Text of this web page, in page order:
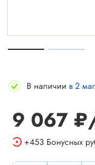
В наличии в 2
9 067
+453 Бонусных